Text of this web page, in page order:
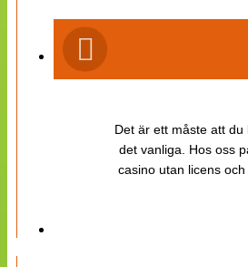
Det är ett måste att
det vanliga. Hos oss
casino utan licens